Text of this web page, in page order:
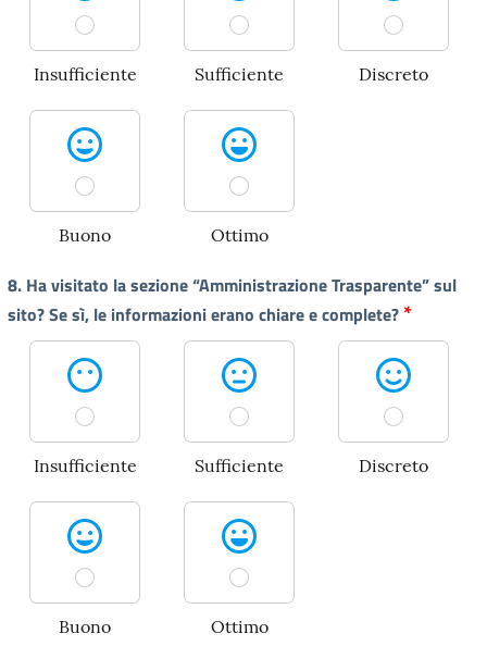
Insufficiente Sufficiente Discreto
Buono Ottimo
8. Ha visitato la sezione “Amministrazione Trasparente” sul
sito? Se sì, le informazioni erano chiare e complete? *
Insufficiente Sufficiente Discreto
Buono Ottimo